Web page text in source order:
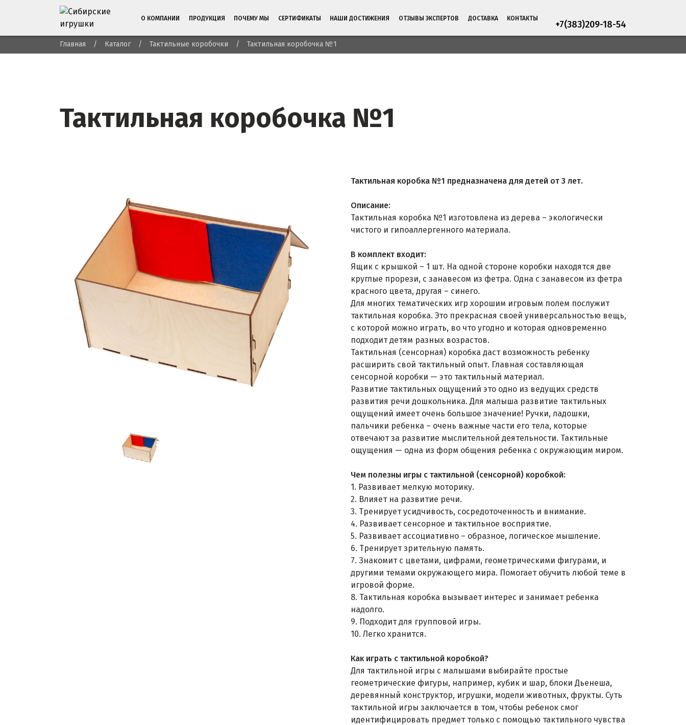
О КОМПАНИИ ПРОДУКЦИЯ ПОЧЕМУ МЫ СЕРТИФИКАТЫ НАШИ ДОСТИЖЕНИЯ ОТЗЫВЫ ЭКСПЕРТОВ ДОСТАВКА КОНТАКТЫ
+7(383)209-18-54
Главная Каталог Тактильные коробочки Тактильная коробочка №1
Тактильная коробочка №1
Тактильная коробка №1 предназначена для детей от 3 лет.
Описание:
Тактильная коробка №1 изготовлена из дерева – экологически
чистого и гипоаллергенного материала.
В комплект входит:
Ящик с крышкой – 1 шт. На одной стороне коробки находятся две
круглые прорези, с занавесом из фетра. Одна с занавесом из фетра
красного цвета, другая – синего.
Для многих тематических игр хорошим игровым полем послужит
тактильная коробка. Это прекрасная своей универсальностью вещь,
с которой можно играть, во что угодно и которая одновременно
подходит детям разных возрастов.
Тактильная (сенсорная) коробка даст возможность ребенку
расширить свой тактильный опыт. Главная составляющая
сенсорной коробки — это тактильный материал.
Развитие тактильных ощущений это одно из ведущих средств
развития речи дошкольника. Для малыша развитие тактильных
ощущений имеет очень большое значение! Ручки, ладошки,
пальчики ребенка – очень важные части его тела, которые
отвечают за развитие мыслительной деятельности. Тактильные
ощущения — одна из форм общения ребенка с окружающим миром.
Чем полезны игры с тактильной (сенсорной) коробкой:
1. Развивает мелкую моторику.
2. Влияет на развитие речи.
3. Тренирует усидчивость, сосредоточенность и внимание.
4. Развивает сенсорное и тактильное восприятие.
5. Развивает ассоциативно – образное, логическое мышление.
6. Тренирует зрительную память.
7. Знакомит с цветами, цифрами, геометрическими фигурами, и
другими темами окружающего мира. Помогает обучить любой теме в
игровой форме.
8. Тактильная коробка вызывает интерес и занимает ребенка
надолго.
9. Подходит для групповой игры.
10. Легко хранится.
Как играть с тактильной коробкой?
Для тактильной игры с малышами выбирайте простые
геометрические фигуры, например, кубик и шар, блоки Дьенеша,
деревянный конструктор, игрушки, модели животных, фрукты. Суть
тактильной игры заключается в том, чтобы ребенок смог
идентифицировать предмет только с помощью тактильного чувства